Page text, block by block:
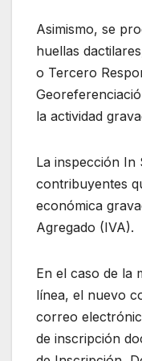
Asimismo, se
huellas
o Tercero
la actividad
La inspección In
contribuyentes
económica
Agregado (IVA).
En el caso de la
línea, el nuevo
correo
de inscripción